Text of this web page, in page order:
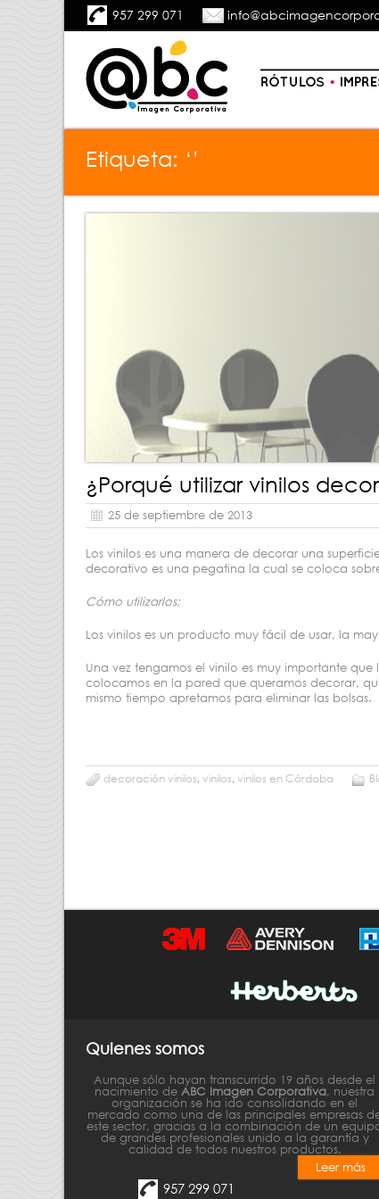
957 299 071
Etiqueta: ‘’
¿Porqué utilizar vinilos
25 de septiembre de 2013
Los vinilos es una manera de decorar una
decorativo es una pegatina la cual se coloca
Cómo utilizarlos:
Los vinilos es un producto muy fácil de usar, la
Una vez tengamos el vinilo es muy importante
colocamos en la pared que queramos decorar,
mismo tiempo apretamos para eliminar las bolsas.
decoración vinilos,vinilos,vinilos en Córdoba
Quienes somos
Aunque sólo hayan transcurrido 19 años desde el
nacimiento deABC Imagen Corporativa, nuestra
organización se ha ido consolidando en el
mercado como una de las principales empresas
este sector, gracias a la combinación de un
de grandes profesionales unido a la garantía y
calidad de todos nuestros productos.
Leer más
957 299 071